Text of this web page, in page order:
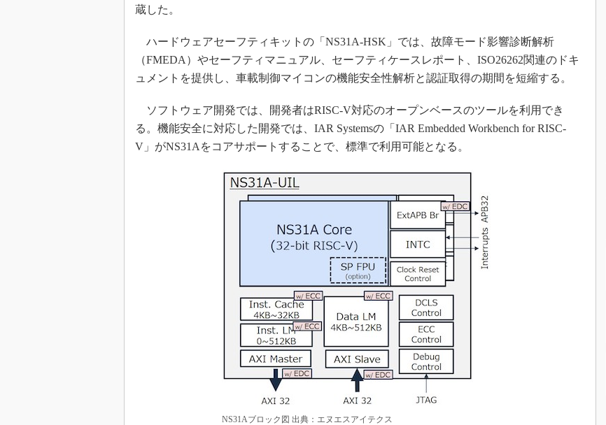
制御セキュリティ
新型コロナへの対応
蔵した。
ハードウェアセーフティキットの「NS31A-HSK」では、故障モード影響診断解析
（FMEDA）やセーフティマニュアル、セーフティケースレポート、ISO26262関連のドキ
ュメントを提供し、車載制御マイコンの機能安全性解析と認証取得の期間を短縮する。
ソフトウェア開発では、開発者はRISC-V対応のオープンベースのツールを利用でき
る。機能安全に対応した開発では、IAR Systemsの「IAR Embedded Workbench for RISC-
V」がNS31Aをコアサポートすることで、標準で利用可能となる。
NS31Aブロック図 出典：エヌエスアイテクス